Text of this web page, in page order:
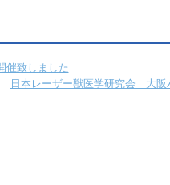
催致しました
日本レーザー獣医学研究会 大阪